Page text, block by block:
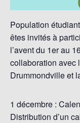
Population
êtes invités à
l’avent du 1er au
collaboration avec
Drummondville et
1 décembre :
Distribution d’un